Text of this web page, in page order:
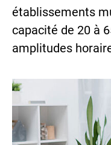
établissements
capacité de 20 à
amplitudes